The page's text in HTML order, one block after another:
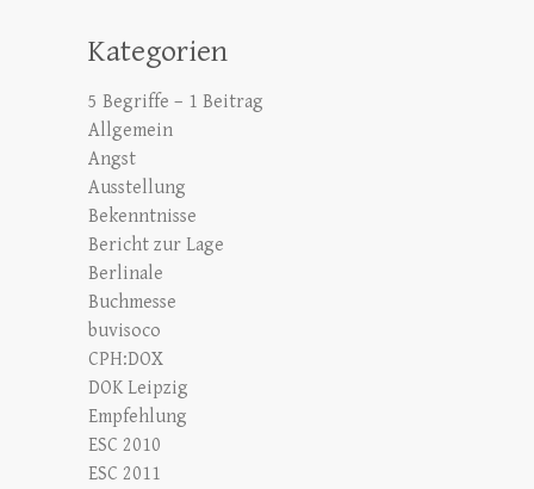
Kategorien
5 Begriffe – 1 Beitrag
Allgemein
Angst
Ausstellung
Bekenntnisse
Bericht zur Lage
Berlinale
Buchmesse
buvisoco
CPH:DOX
DOK Leipzig
Empfehlung
ESC 2010
ESC 2011